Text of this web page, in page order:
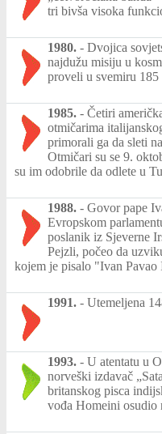
tri bivša visoka
1980. - Dvojica
najdužu misiju u
proveli u svemiru 185
1985. - Četiri
otmičarima
primorali ga da sleti
Otmičari su se 9.
su im odobrile da odlete u
1988. - Govor pape
Evropskom
poslanik iz Sjeverne
Pejzli, počeo da
kojem je pisalo "Ivan
1991. - Utemeljena
1993. - U atentatu u
norveški izdavač
britanskog pisca
vođa Homeini osudio